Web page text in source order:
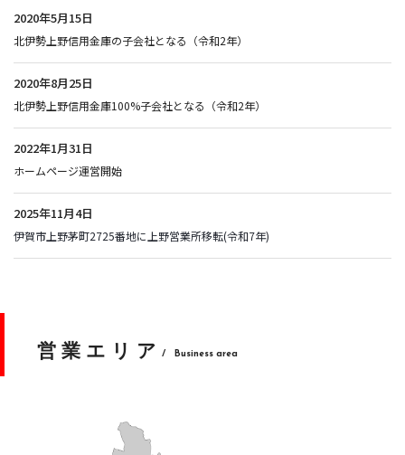
2020年5月15日
北伊勢上野信用金庫の子会社となる（令和2年）
2020年8月25日
北伊勢上野信用金庫100%子会社となる（令和2年）
2022年1月31日
ホームページ運営開始
2025年11月4日
伊賀市上野茅町2725番地に上野営業所移転(令和7年)
営業エリア / Business area